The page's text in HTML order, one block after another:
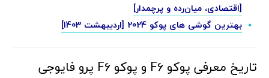
[اقتصادی، میان‌رده و پرچمدار]
بهترین گوشی های پوکو 2024 [اردیبهشت 1403]
تاریخ معرفی پوکو F6 و پوکو F6 پرو فایوجی